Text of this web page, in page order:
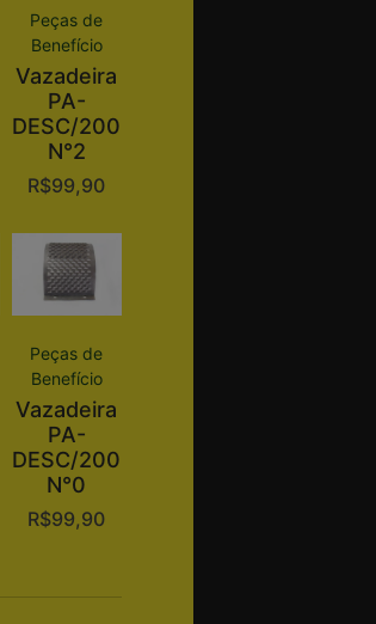
Peças de
Benefício
Vazadeira
PA-
DESC/200
N°2
R$99,90
Peças de
Benefício
Vazadeira
PA-
DESC/200
N°0
R$99,90